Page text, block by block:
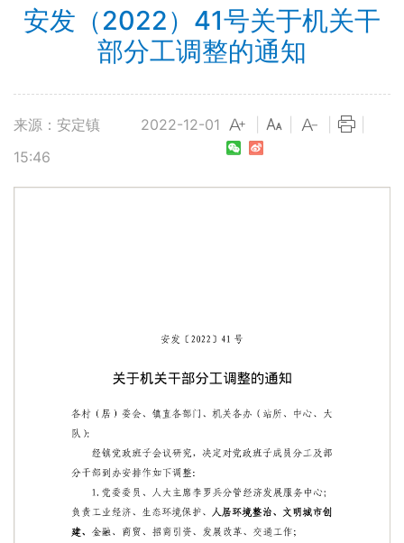
安发（2022）41号关于机关干
部分工调整的通知
来源：安定镇
2022-12-01
15:46